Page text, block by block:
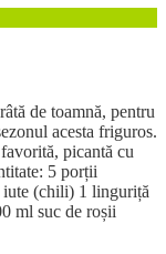
de toamnă, pentru
acesta friguros.
picantă cu
5 porții
(chili) 1 linguriță
ml suc de roșii